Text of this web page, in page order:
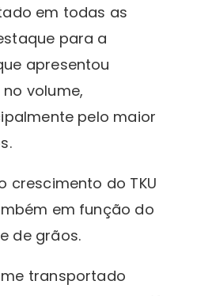
em todas as
para a
apresentou
volume,
pelo maior
crescimento do TKU
em função do
de grãos.
transportado